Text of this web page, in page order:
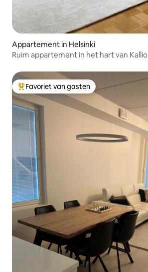
Appartement in Helsinki
Ruim appartement in het hart van Kallio
Topfavoriet van gasten
Favoriet van gasten